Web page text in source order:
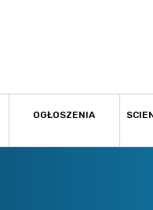
OGŁOSZENIA